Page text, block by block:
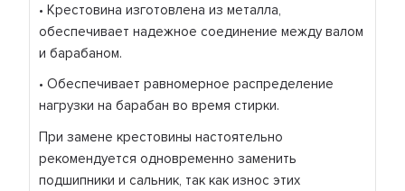
• Крестовина изготовлена из металла,
обеспечивает надежное соединение между валом
и барабаном.
• Обеспечивает равномерное распределение
нагрузки на барабан во время стирки.
При замене крестовины настоятельно
рекомендуется одновременно заменить
подшипники и сальник, так как износ этих